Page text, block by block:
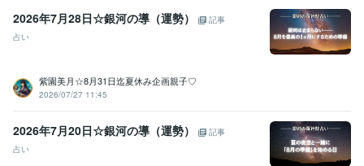
2026年7月28日☆銀河の導（運勢）
記事
占い
紫園美月☆8月31日迄夏休み企画親子♡
2026/07/27 11:45
2026年7月20日☆銀河の導（運勢）
記事
占い